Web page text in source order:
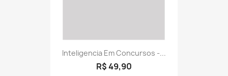
Inteligencia Em Concursos -...
R$ 49,90